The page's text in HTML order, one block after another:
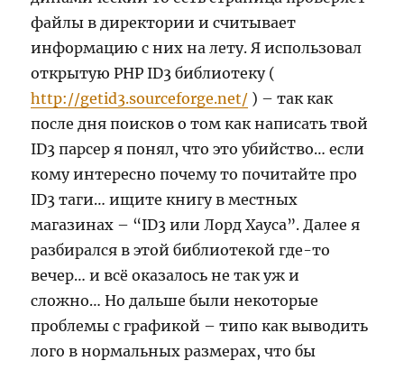
файлы в директории и считывает
информацию с них на лету. Я использовал
открытую PHP ID3 библиотеку (
http://getid3.sourceforge.net/ ) – так как
после дня поисков о том как написать твой
ID3 парсер я понял, что это убийство… если
кому интересно почему то почитайте про
ID3 таги… ищите книгу в местных
магазинах – “ID3 или Лорд Хауса”. Далее я
разбирался в этой библиотекой где-то
вечер… и всё оказалось не так уж и
сложно… Но дальше были некоторые
проблемы с графикой – типо как выводить
лого в нормальных размерах, что бы